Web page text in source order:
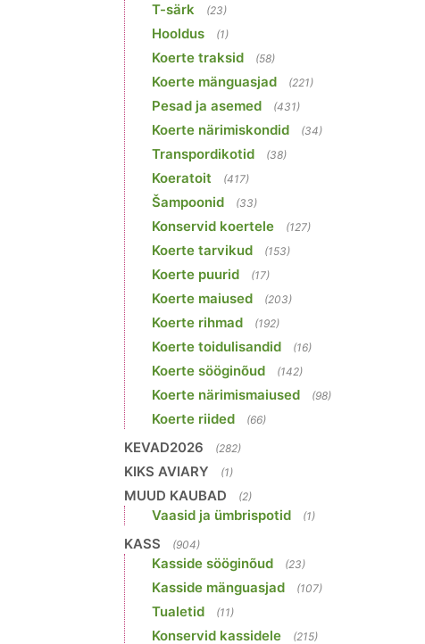
T-särk (23)
Hooldus (1)
Koerte traksid (58)
Koerte mänguasjad (221)
Pesad ja asemed (431)
Koerte närimiskondid (34)
Transpordikotid (38)
Koeratoit (417)
Šampoonid (33)
Konservid koertele (127)
Koerte tarvikud (153)
Koerte puurid (17)
Koerte maiused (203)
Koerte rihmad (192)
Koerte toidulisandid (16)
Koerte sööginõud (142)
Koerte närimismaiused (98)
Koerte riided (66)
KEVAD2026 (282)
KIKS AVIARY (1)
MUUD KAUBAD (2)
Vaasid ja ümbrispotid (1)
KASS (904)
Kasside sööginõud (23)
Kasside mänguasjad (107)
Tualetid (11)
Konservid kassidele (215)